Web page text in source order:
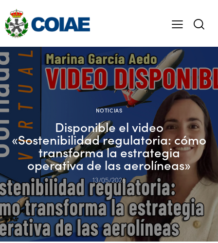
NOTICIAS
Disponible el video
«Sostenibilidad regulatoria: cómo
transforma la estrategia
operativa de las aerolíneas»
13/05/2026